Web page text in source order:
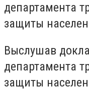
департамента
защиты
Выслушав
департамента
защиты